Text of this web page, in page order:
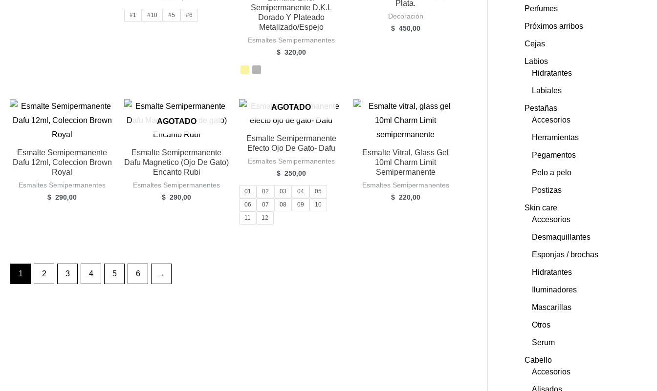
#1 #10 #5 #6
Semipermanente D.K.L
Dorado Y Plateado
Metalizado/espejo
Esmaltes Semipermanentes
$ 320,00
Plata.
Decoración
$ 450,00
Esmalte Semipermanente
Dafu 12ml, Coleccion Brown
Royal
Esmaltes Semipermanentes
$ 290,00
AGOTADO
Esmalte Semipermanente
Dafu Magnetico (ojo De Gato)
Encanto Rubi
Esmaltes Semipermanentes
$ 290,00
AGOTADO
Esmalte Semipermanente
Efecto Ojo De Gato- Dafu
Esmaltes Semipermanentes
$ 250,00
01 02 03 04
05
06
07 08 09
10
11
12
Esmalte Vitral, Glass Gel
10ml Charm Limit
Semipermanente
Esmaltes Semipermanentes
$ 220,00
1 2 3 4 5 6 →
Perfumes
Próximos arribos
Cejas
Labios
Hidratantes
Labiales
Pestañas
Accesorios
Herramientas
Pegamentos
Pelo a pelo
Postizas
Skin care
Accesorios
Desmaquillantes
Esponjas / brochas
Hidratantes
Iluminadores
Mascarillas
Otros
Serum
Cabello
Accesorios